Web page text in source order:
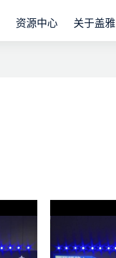
资源中心 关于盖雅